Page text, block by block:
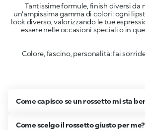
Tantissime formule, finish diversi da
un'ampissima gamma di colori: ogni
look diverso, valorizzando le tue
Colore, fascino, personalità: fai
Come capisco se un rossetto mi sta
Come scelgo il rossetto giusto per me?